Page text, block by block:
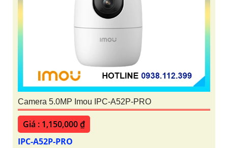
Camera 5.0MP Imou IPC-A52P-PRO
Giá : 1,150,000 ₫
IPC-A52P-PRO